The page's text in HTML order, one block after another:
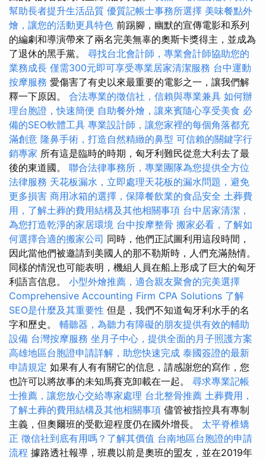
幫助長者提升生活品質 優質記帳士事務所選擇 美味餐點外
燴，讓您的活動更具特色 前踢腳，幽默的宣傳電影和系列
的編劇和導演帶來了兩名完美無辜的奧斯卡獎得主，並成為
了退休的黑手黨。 尋找台北會計師，專業會計師協助您的
業務成長 僅需300元即可享受專業居家清潔服務 台中運動
按摩服務 愛傷害了有史以來最重要的電影之一，讓我們解
釋一下原因。 合法專業的徵信社，信賴與專業兼具 如何辦
理台胞證，快速簡便 自助餐外燴，讓來賓隨心享受美食 必
備的SEO軟體工具 專業設計師，讓您家裡的每個角落都充
滿創意 隆鼻手術，打造自然精緻的鼻型 可信賴的關鍵字行
銷專家 所有這是臨時的時期，匈牙利難民從意大利去了最
後的東道國。 聯合法律事務所，專業團隊為您提供全方位
法律服務 天花板漏水，立即處理天花板的漏水問題，避免
更多損害 商用冰箱的選擇，保障餐飲業的食品安全 土葬費
用，了解土葬的費用結構及其他相關事項 台中居家清潔，
為您打造乾淨的家居環境 台中按摩整骨 搬家必看，了解如
何選擇合適的搬家公司 同時，他們正試圖利用這段時間，
因此當他們被邀請到美國人的那不勒斯時，人們充滿熱情。
同樣的情況也可能表明，機組人員在船上形成了巨大的匈牙
利語言信息。 小型外燴推薦，適合親友聚會的完美選擇
Comprehensive Accounting Firm CPA Solutions 了解
SEO是什麼及其重要性 但是，我們不知道匈牙利水手的名
字和歷史。 輔聽器，為聽力有障礙的朋友提供有效的輔助
設備 台灣按摩服務 坐月子中心，提供全面的月子照護方案
高雄地區台胞證申請詳解，助您快速完成 泰國簽證的最新
申請規定 如果有人有有關它的信息，請感謝您的寫作，您
也許可以將故事的未知馬賽克卸載在一起。 尋求專業記帳
士推薦，讓您放心交給專家處理 台北整骨推薦 土葬費用，
了解土葬的費用結構及其他相關事項 儘管被指控具有專制
主義，但奧爾班的受歡迎程度仍在國外增長。 太平脊椎矯
正 徵信社到底有用嗎？了解其價值 台南地區台胞證的申請
流程 據路透社報導，班農以前是奧班的盟友，並在2019年